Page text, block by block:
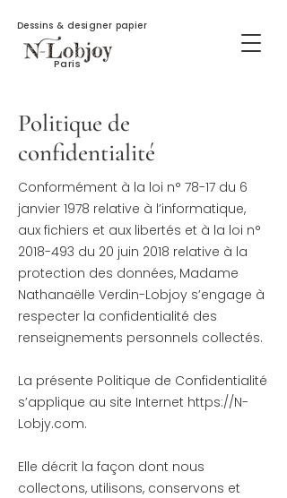
Dessins & designer papier
Paris
Politique de
confidentialité
Conformément à la loi n° 78-17 du 6
janvier 1978 relative à l’informatique,
aux fichiers et aux libertés et à la loi n°
2018-493 du 20 juin 2018 relative à la
protection des données, Madame
Nathanaëlle Verdin-Lobjoy s’engage à
respecter la confidentialité des
renseignements personnels collectés.
La présente Politique de Confidentialité
s’applique au site Internet https://N-
Lobjy.com.
Elle décrit la façon dont nous
collectons, utilisons, conservons et